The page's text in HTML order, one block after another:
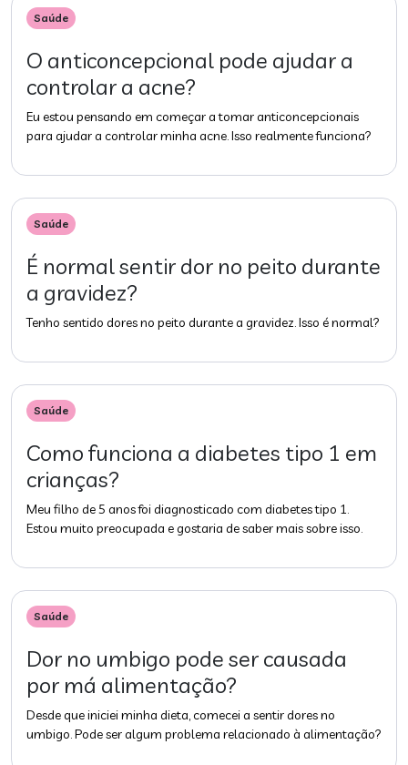
Saúde
O anticoncepcional pode ajudar a
controlar a acne?
Eu estou pensando em começar a tomar anticoncepcionais
para ajudar a controlar minha acne. Isso realmente funciona?
Saúde
É normal sentir dor no peito durante
a gravidez?
Tenho sentido dores no peito durante a gravidez. Isso é normal?
Saúde
Como funciona a diabetes tipo 1 em
crianças?
Meu filho de 5 anos foi diagnosticado com diabetes tipo 1.
Estou muito preocupada e gostaria de saber mais sobre isso.
Saúde
Dor no umbigo pode ser causada
por má alimentação?
Desde que iniciei minha dieta, comecei a sentir dores no
umbigo. Pode ser algum problema relacionado à alimentação?